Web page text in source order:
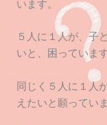
います。
５人に１人が、子
いと、困っています
同じく５人に１人
えたいと願っていま